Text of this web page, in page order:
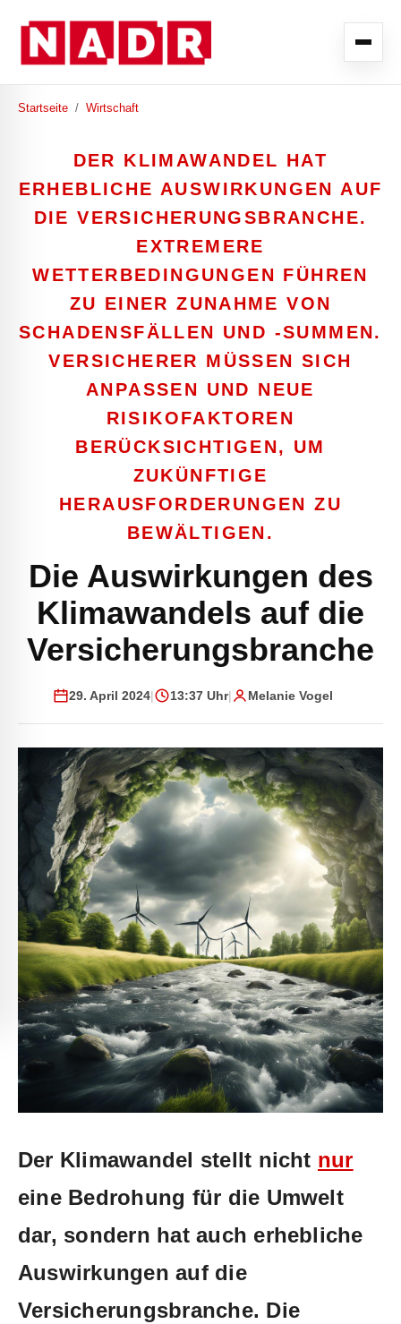
Startseite / Wirtschaft
DER KLIMAWANDEL HAT
ERHEBLICHE AUSWIRKUNGEN AUF
DIE VERSICHERUNGSBRANCHE.
EXTREMERE
WETTERBEDINGUNGEN FÜHREN
ZU EINER ZUNAHME VON
SCHADENSFÄLLEN UND -SUMMEN.
VERSICHERER MÜSSEN SICH
ANPASSEN UND NEUE
RISIKOFAKTOREN
BERÜCKSICHTIGEN, UM
ZUKÜNFTIGE
HERAUSFORDERUNGEN ZU
BEWÄLTIGEN.
Die Auswirkungen des
Klimawandels auf die
Versicherungsbranche
29. April 2024| 13:37 Uhr| Melanie Vogel
Der Klimawandel stellt ​nicht nur
eine Bedrohung für die Umwelt
dar, sondern hat auch ‌erhebliche
Auswirkungen‌ auf die
Versicherungsbranche. Die